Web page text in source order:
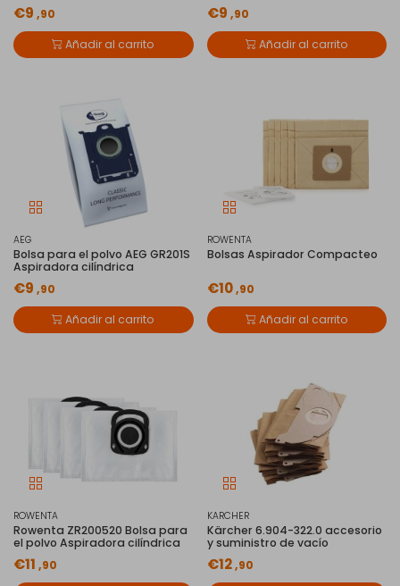
€9 ,90
Añadir al carrito
€9 ,90
Añadir al carrito
AEG
Bolsa para el polvo AEG GR201S
Aspiradora cilíndrica
€9 ,90
Añadir al carrito
ROWENTA
Bolsas Aspirador Compacteo
€10,90
Añadir al carrito
ROWENTA
Rowenta ZR200520 Bolsa para
el polvo Aspiradora cilíndrica
€11 ,90
KARCHER
Kärcher 6.904-322.0 accesorio
y suministro de vacío
€12,90